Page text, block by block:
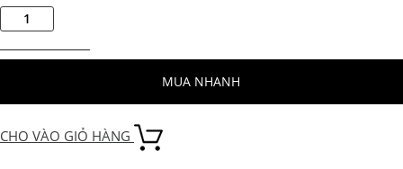
MUA NHANH
CHO VÀO GIỎ HÀNG